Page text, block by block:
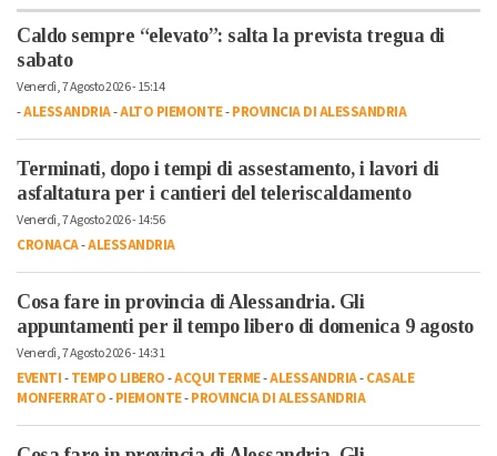
Caldo sempre “elevato”: salta la prevista tregua di
sabato
Venerdì, 7 Agosto 2026 - 15:14
-ALESSANDRIA-ALTO PIEMONTE-PROVINCIA DI ALESSANDRIA
Terminati, dopo i tempi di assestamento, i lavori di
asfaltatura per i cantieri del teleriscaldamento
Venerdì, 7 Agosto 2026 - 14:56
CRONACA-ALESSANDRIA
Cosa fare in provincia di Alessandria. Gli
appuntamenti per il tempo libero di domenica 9 agosto
Venerdì, 7 Agosto 2026 - 14:31
EVENTI-TEMPO LIBERO-ACQUI TERME-ALESSANDRIA-CASALE
MONFERRATO-PIEMONTE-PROVINCIA DI ALESSANDRIA